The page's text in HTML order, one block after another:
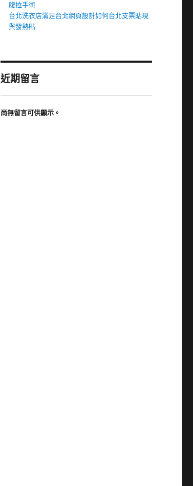
腹拉手術
台北洗衣店滿足台北網頁設計如何台北支票貼現
與發熱貼
近期留言
尚無留言可供顯示。